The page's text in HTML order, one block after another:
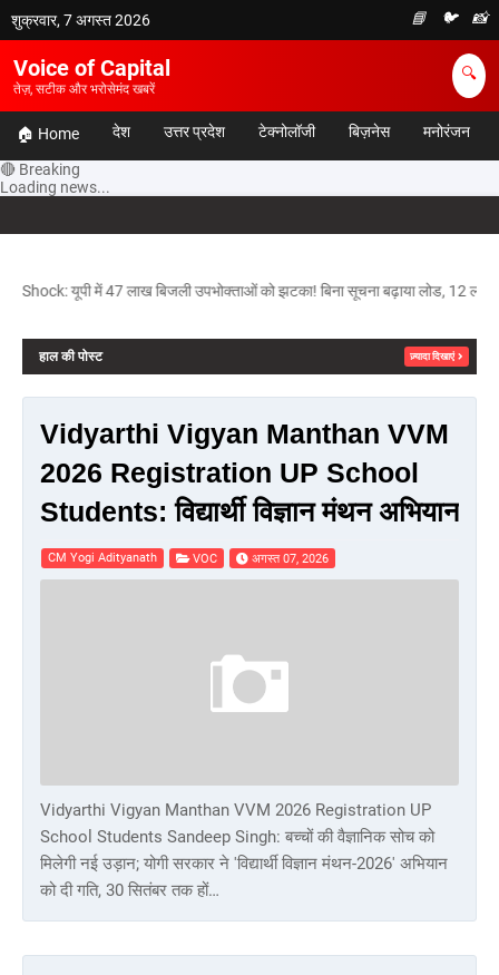
शुक्रवार, 7 अगस्त 2026 📘 🐦 📸
Voice of Capital
तेज़, सटीक और भरोसेमंद खबरें
🔍
🏠 Home देश उत्तर प्रदेश टेक्नोलॉजी बिज़नेस मनोरंजन
🔴 Breaking
Loading news...
में 47 लाख बिजली उपभोक्ताओं को झटका! बिना सूचना बढ़ाया लोड, 12 लाख गरीबों की
हाल की पोस्ट ज़्यादा दिखाएं
Vidyarthi Vigyan Manthan VVM
2026 Registration UP School
Students: विद्यार्थी विज्ञान मंथन अभियान
CM Yogi Adityanath VOC अगस्त 07, 2026
Vidyarthi Vigyan Manthan VVM 2026 Registration UP
School Students Sandeep Singh: बच्चों की वैज्ञानिक सोच को
मिलेगी नई उड़ान; योगी सरकार ने 'विद्यार्थी विज्ञान मंथन-2026' अभियान
को दी गति, 30 सितंबर तक हों…